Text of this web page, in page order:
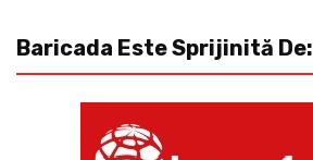
Baricada Este Sprijinită De: